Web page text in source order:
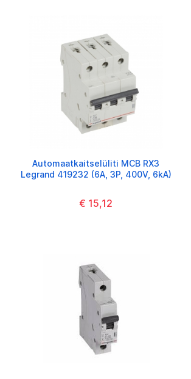
Automaatkaitselüliti MCB RX3
Legrand 419232 (6A, 3P, 400V, 6kA)
€ 15,12